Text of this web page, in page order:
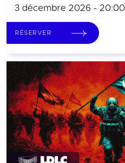
3 décembre 2026 - 20:00
RÉSERVER